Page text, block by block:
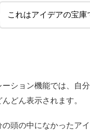
これはアイデアの宝庫
ション機能では、自
どん表示されます。
の頭の中になかったア